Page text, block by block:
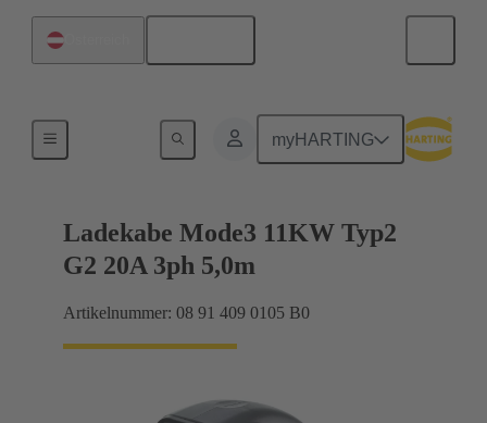
myHARTING
Ladekabe Mode3 11KW Typ2
G2 20A 3ph 5,0m
Artikelnummer: 08 91 409 0105 B0